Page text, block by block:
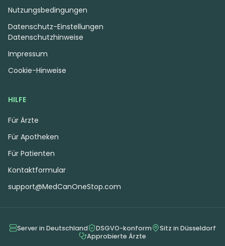
HILFE
Für Ärzte
Für Apotheken
Für Patienten
Kontaktformular
support@MedCanOneStop.com
Nutzungsbedingungen
Datenschutzhinweise
Impressum
Cookie-Hinweise
Datenschutz-Einstellungen
Server in Deutschland DSGVO-konform
Sitz in Düsseldorf
Approbierte Ärzte